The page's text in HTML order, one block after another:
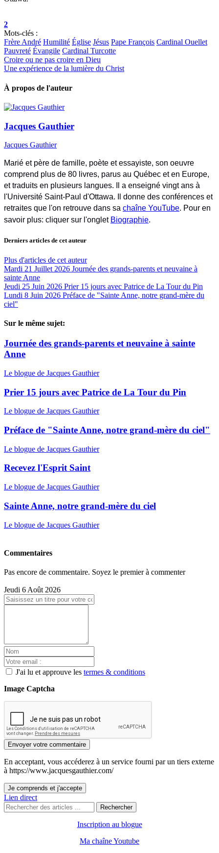
2
Mots-clés :
Frère André Humilité Église Jésus Pape François Cardinal Ouellet
Pauvreté Évangile Cardinal Turcotte
Croire ou ne pas croire en Dieu
Une expérience de la lumière du Christ
À propos de l'auteur
Jacques Gauthier
Jacques Gauthier
Marié et père de famille, poète et essayiste, son oeuvre
comprend plus de 80 livres, parus au Québec et en Europe,
et traduits en plusieurs langues. Il a enseigné vingt ans à
l'Université Saint-Paul d'Ottawa. Il donne des conférences et
retraites que l'on retrouve dans sa chaîne YouTube. Pour en
savoir plus: cliquer sur l'onglet Biographie.
Derniers articles de cet auteur
Plus d'articles de cet auteur
Mardi 21 Juillet 2026 Journée des grands-parents et neuvaine à
sainte Anne
Jeudi 25 Juin 2026 Prier 15 jours avec Patrice de La Tour du Pin
Lundi 8 Juin 2026 Préface de "Sainte Anne, notre grand-mère du
ciel"
Sur le même sujet:
Journée des grands-parents et neuvaine à sainte
Anne
Le blogue de Jacques Gauthier
Prier 15 jours avec Patrice de La Tour du Pin
Le blogue de Jacques Gauthier
Préface de "Sainte Anne, notre grand-mère du ciel"
Le blogue de Jacques Gauthier
Recevez l'Esprit Saint
Le blogue de Jacques Gauthier
Sainte Anne, notre grand-mère du ciel
Le blogue de Jacques Gauthier
Commentaires
Pas encore de commentaire. Soyez le premier à commenter
Jeudi 6 Août 2026
J'ai lu et approuve les termes & conditions
Image Captcha
Envoyer votre commentaire
En acceptant, vous accéderez à un service fourni par un tiers externe
à https://www.jacquesgauthier.com/
Je comprends et j'accepte
Lien direct
Rechercher
Inscription au blogue
Ma chaîne Youtube